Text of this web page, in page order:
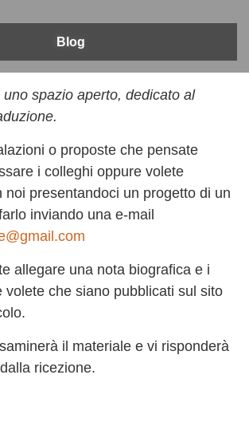
Blog
spazio aperto, dedicato al
o proposte che pensate
i colleghi oppure volete
noi presentandoci un progetto di un
inviando una e-mail
allegare una nota biografica e i
volete che siano pubblicati sul sito
il materiale e vi risponderà
ricezione.